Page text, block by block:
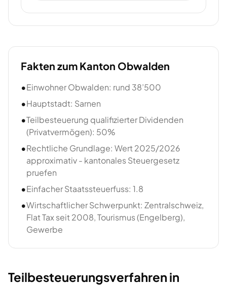
Fakten zum Kanton Obwalden
•Einwohner Obwalden: rund 38’500
•Hauptstadt: Sarnen
•Teilbesteuerung qualifizierter Dividenden
(Privatvermögen): 50%
•Rechtliche Grundlage: Wert 2025/2026
approximativ - kantonales Steuergesetz
pruefen
•Einfacher Staatssteuerfuss: 1.8
•Wirtschaftlicher Schwerpunkt: Zentralschweiz,
Flat Tax seit 2008, Tourismus (Engelberg),
Gewerbe
Teilbesteuerungsverfahren in